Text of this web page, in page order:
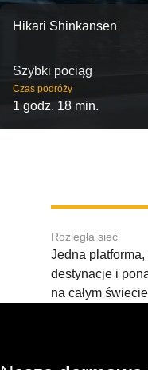
Hikari Shinkansen
Szybki pociąg
Czas podróży
1 godz. 18 min.
Rozległa sieć
Jedna platforma,
destynacje i
na całym